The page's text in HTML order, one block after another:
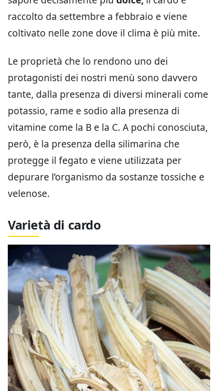
raccolto da settembre a febbraio e viene
coltivato nelle zone dove il clima è più mite.
Le proprietà che lo rendono uno dei
protagonisti dei nostri menù sono davvero
tante, dalla presenza di diversi minerali come
potassio, rame e sodio alla presenza di
vitamine come la B e la C. A pochi conosciuta,
però, è la presenza della silimarina che
protegge il fegato e viene utilizzata per
depurare l’organismo da sostanze tossiche e
velenose.
Varietà di cardo